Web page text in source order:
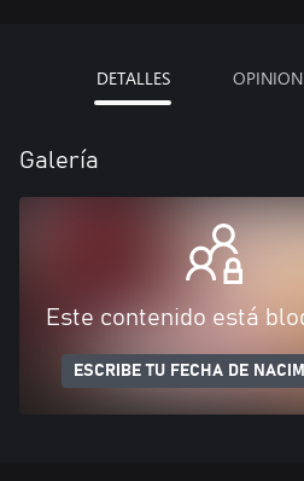
DETALLES
Galería
Este contenido está
ESCRIBE TU FECHA DE